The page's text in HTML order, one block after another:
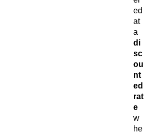
ed
at
a
di
sc
ou
nt
ed
rat
e
w
he